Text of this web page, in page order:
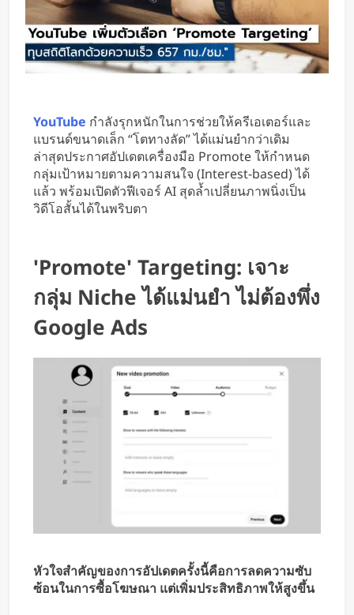
เปลี่ยนขยะพลาสติกเป็นพลังงาน
สะอาด! นักวิจัยค้นพบวิธีผลิต
“ไฮโดรเจน” จากพลาสติกผสม โดย
ไม่ต้องคัดแยกก่อน
1 วัน Ago
“MouthPad” เมาส์ควบคุมด้วย “ลิ้น”
ใช้มือ
YouTube กำลังรุกหนักในการช่วยให้ครีเอเตอร์และ
แบรนด์ขนาดเล็ก “โตทางลัด” ได้แม่นยำกว่าเดิม
ล่าสุดประกาศอัปเดตเครื่องมือ Promote ให้กำหนด
กลุ่มเป้าหมายตามความสนใจ (Interest-based) ได้
แล้ว พร้อมเปิดตัวฟีเจอร์ AI สุดล้ำเปลี่ยนภาพนิ่งเป็น
วิดีโอสั้นได้ในพริบตา
'Promote' Targeting: เจาะ
กลุ่ม Niche ได้แม่นยำ ไม่ต้องพึ่ง
Google Ads
หัวใจสำคัญของการอัปเดตครั้งนี้คือการลดความซับ
ซ้อนในการซื้อโฆษณา แต่เพิ่มประสิทธิภาพให้สูงขึ้น